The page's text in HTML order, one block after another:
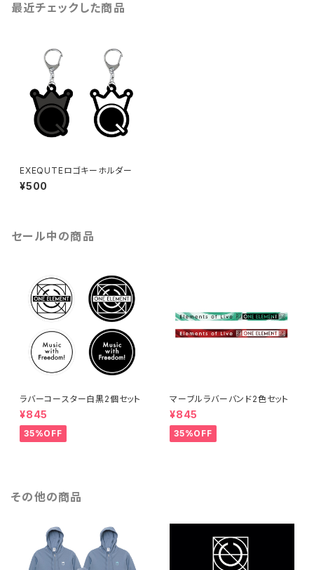
最近チェックした商品
EXEQUTEロゴキーホルダー
¥500
セール中の商品
ラバーコースター白黒2個セット
¥845
35%OFF
マーブルラバーバンド2色セット
¥845
35%OFF
その他の商品